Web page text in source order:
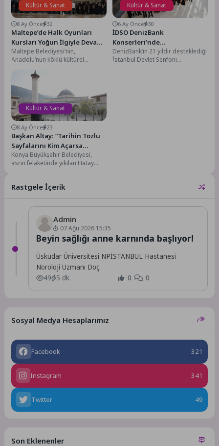
Kültür & Sanat
8 Ay Önce 32
Maltepe’de Halk Oyunları
Kursları Yoğun İlgiyle Devam
Ediyor
Maltepe Belediyesi’nin,
Anadolu’nun köklü kültürel
miraslarından olan halk
oyunlarının her kesime ulaşması
için düzenlediği halk...
Kültür & Sanat
6 Ay Önce 30
İDSO DenizBank
Konserleri’nde
Penderecki’nin Konçerto
Grosso eserinin Türkiye
DenizBank’ın 21 yıldır desteklediği
İstanbul Devlet Senfoni
Kültür & Sanat
8 Ay Önce 23
Başkan Altay: “Tarihin Tozlu
Sayfalarını Kim Açarsa
Konya’nın Hatay’da
Yaptıklarını ve Habib-İ Neccar
Görecek”
Konya Büyükşehir Belediyesi,
asrın felaketinde yıkılan Hatay
restorasyon...
Rastgele İçerik
Admin
07 Ağu 2026 15:35
Beyin sağlığı anne karnında başlıyor!
Üsküdar Üniversitesi NPİSTANBUL Hastanesi
Nöroloji Uzmanı Doç.
49
5 dk. 0 0
Sosyal Medya Hesaplarımız
Facebook 321
Instagram 341
Twitter 49
Son Eklenenler